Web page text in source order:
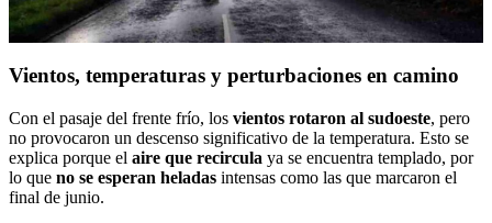
Vientos, temperaturas y perturbaciones en camino
Con el pasaje del frente frío, los vientos rotaron al sudoeste, pero
no provocaron un descenso significativo de la temperatura. Esto se
explica porque el aire que recircula ya se encuentra templado, por
lo que no se esperan heladas intensas como las que marcaron el
final de junio.